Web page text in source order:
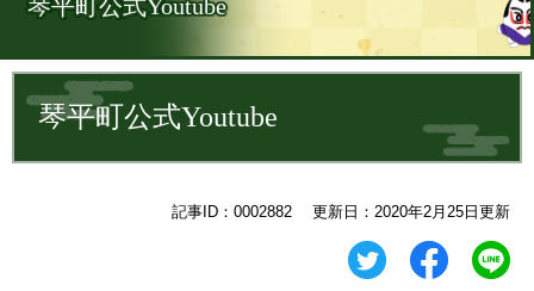
文
琴平町公式Youtube
文 琴平町公式Youtube
記事ID：0002882 更新日：2020年2月25日更新